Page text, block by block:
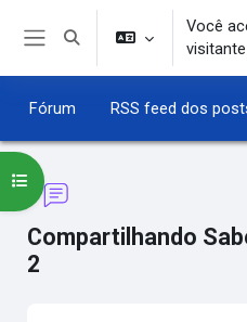
Ir para o conteúdo principal
Alternar entrada de
Você
visitante
Fórum RSS feed dos
Compartilhando
2
Abrir índice do curso